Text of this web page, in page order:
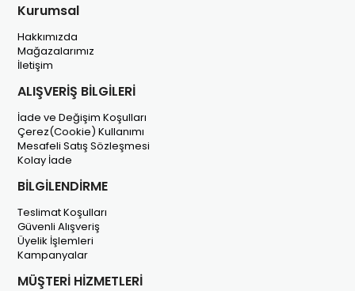
Kurumsal
Hakkımızda
Mağazalarımız
İletişim
ALIŞVERİŞ BİLGİLERİ
İade ve Değişim Koşulları
Çerez(Cookie) Kullanımı
Mesafeli Satış Sözleşmesi
Kolay İade
BİLGİLENDİRME
Teslimat Koşulları
Güvenli Alışveriş
Üyelik İşlemleri
Kampanyalar
MÜŞTERİ HİZMETLERİ